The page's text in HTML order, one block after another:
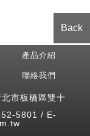
Back
產品介紹
聯絡我們
市板橋區雙十
5801 / E-